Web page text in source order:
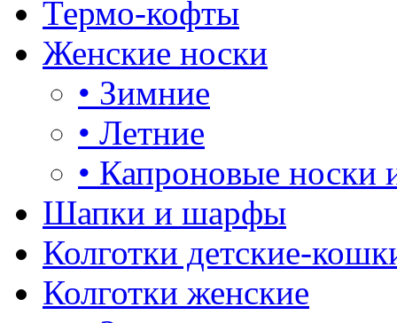
Термо-кофты
Женские носки
• Зимние
• Летние
• Капроновые носки
Шапки и шарфы
Колготки детские-
Колготки женские